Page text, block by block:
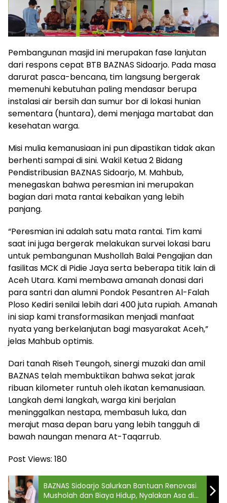
Pembangunan masjid ini merupakan fase lanjutan
dari respons cepat BTB BAZNAS Sidoarjo. Pada masa
darurat pasca-bencana, tim langsung bergerak
memenuhi kebutuhan paling mendasar berupa
instalasi air bersih dan sumur bor di lokasi hunian
sementara (huntara), demi menjaga martabat dan
kesehatan warga.
Misi mulia kemanusiaan ini pun dipastikan tidak akan
berhenti sampai di sini. Wakil Ketua 2 Bidang
Pendistribusian BAZNAS Sidoarjo, M. Mahbub,
menegaskan bahwa peresmian ini merupakan
bagian dari mata rantai kebaikan yang lebih
panjang.
“Peresmian ini adalah satu mata rantai. Tim kami
saat ini juga bergerak melakukan survei lokasi baru
untuk pembangunan Mushollah Balai Pengajian dan
fasilitas MCK di Pidie Jaya serta beberapa titik lain di
Aceh Utara. Kami membawa amanah donasi dari
para santri dan alumni Pondok Pesantren Al-Falah
Ploso Kediri senilai lebih dari 400 juta rupiah. Amanah
ini siap kami transformasikan menjadi manfaat
nyata yang berkelanjutan bagi masyarakat Aceh,”
jelas Mahbub optimis.
Dari tanah Riseh Teungoh, sinergi muzaki dan amil
BAZNAS telah membuktikan bahwa sekat jarak
ribuan kilometer runtuh oleh ikatan kemanusiaan.
Langkah demi langkah, warga kini berjalan
meninggalkan nestapa, membasuh luka, dan
merajut masa depan baru yang lebih tangguh di
bawah naungan menara At-Taqarrub.
Post Views: 180
BAZNAS Sidoarjo Salurkan Bantuan Renovasi
Musholah dan Biaya Hidup, Nyalakan Asa di